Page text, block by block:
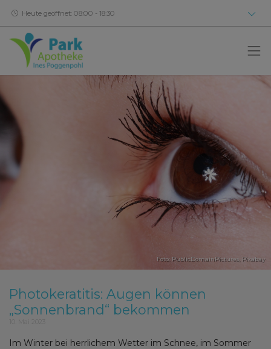
Heute geöffnet: 08:00 - 18:30
Foto: PublicDomainPictures, Pixabay
Photokeratitis: Augen können
„Sonnenbrand“ bekommen
Im Winter bei herrlichem Wetter im Schnee, im Sommer